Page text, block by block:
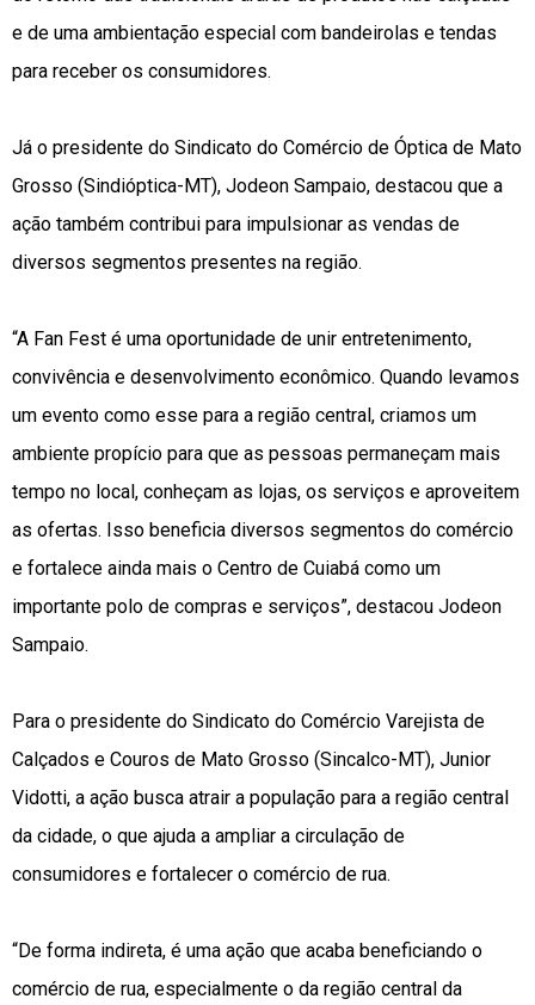
e de uma ambientação especial com bandeirolas e tendas
para receber os consumidores.
Já o presidente do Sindicato do Comércio de Óptica de Mato
Grosso (Sindióptica-MT), Jodeon Sampaio, destacou que a
ação também contribui para impulsionar as vendas de
diversos segmentos presentes na região.
“A Fan Fest é uma oportunidade de unir entretenimento,
convivência e desenvolvimento econômico. Quando levamos
um evento como esse para a região central, criamos um
ambiente propício para que as pessoas permaneçam mais
tempo no local, conheçam as lojas, os serviços e aproveitem
as ofertas. Isso beneficia diversos segmentos do comércio
e fortalece ainda mais o Centro de Cuiabá como um
importante polo de compras e serviços”, destacou Jodeon
Sampaio.
Para o presidente do Sindicato do Comércio Varejista de
Calçados e Couros de Mato Grosso (Sincalco-MT), Junior
Vidotti, a ação busca atrair a população para a região central
da cidade, o que ajuda a ampliar a circulação de
consumidores e fortalecer o comércio de rua.
“De forma indireta, é uma ação que acaba beneficiando o
comércio de rua, especialmente o da região central da